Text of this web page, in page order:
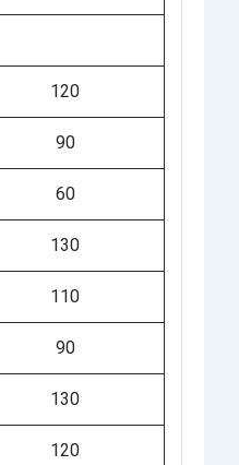
120
90
60
130
110
90
130
120